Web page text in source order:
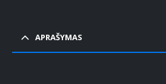
APRAŠYMAS